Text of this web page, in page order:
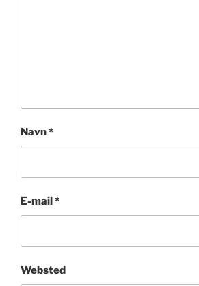
Navn*
E-mail*
Websted